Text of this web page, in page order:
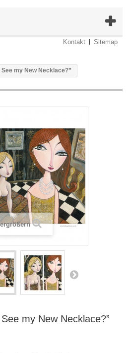
Kontakt Sitemap
my New Necklace?”
my New Necklace?”